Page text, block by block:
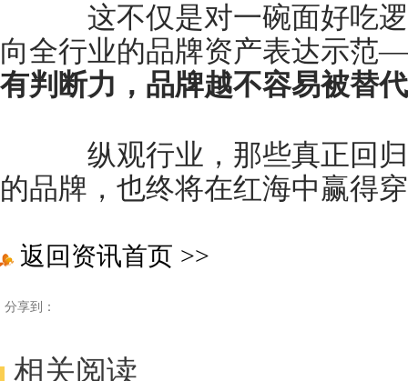
这不仅是对一碗面好吃逻
向全行业的品牌资产表达示
有判断力，品牌越不容易被替
纵观行业，那些真正回归
的品牌，也终将在红海中赢得
返回资讯首页 >>
分享到：
相关阅读